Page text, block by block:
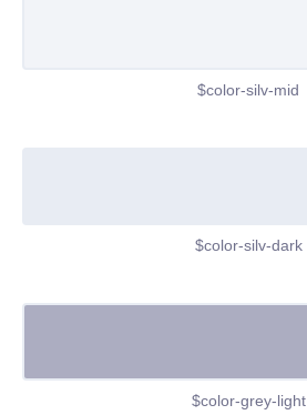
$color-silv-mid
$color-silv-dark
$color-grey-light